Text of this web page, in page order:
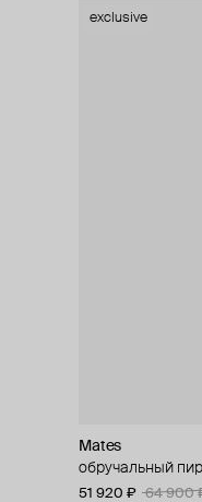
exclusive
Mates
обручальный
51 920 ₽ 64 900